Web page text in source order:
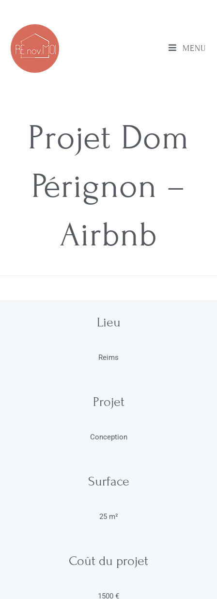
MENU
Projet Dom
Pérignon –
Airbnb
Lieu
Reims
Projet​
Conception
Surface
25 m²
Coût du projet
1500 €